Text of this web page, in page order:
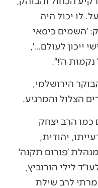
לו יכול היה
׳השמים כיסאי
ייכון לעולם…׳,
נקמות ה׳!״.
הירושלמי,
הצלול והמרגיע.
כמו הרב יצחק
יהודית,
׳פורום תקנה׳
לילי הורוביץ,
לרב שילת